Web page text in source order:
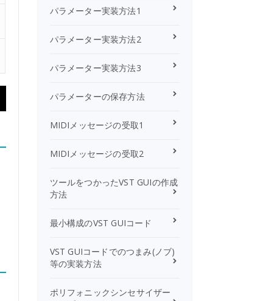
パラメーター実装方法1
パラメーター実装方法2
パラメーター実装方法3
パラメーターの保存方法
MIDIメッセージの受取1
MIDIメッセージの受取2
ツールをつかったVST GUIの作成
方法
最小構成のVST GUIコード
VST GUIコードでのつまみ(ノブ)
等の実装方法
ポリフォニックシンセサイザー